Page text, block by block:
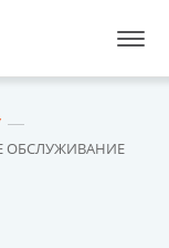
ОБСЛУЖИВАНИЕ